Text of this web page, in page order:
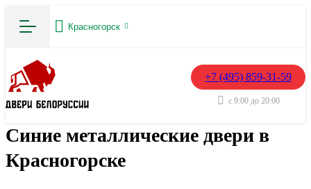
Красногорск
+7 (495) 859-31-59
с 9:00 до 20:00
Синие металлические двери в
Красногорске